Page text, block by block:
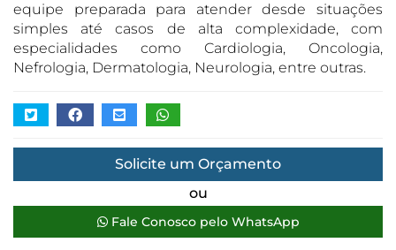
equipe preparada para atender desde situações
simples até casos de alta complexidade, com
especialidades como Cardiologia, Oncologia,
Nefrologia, Dermatologia, Neurologia, entre outras.
Solicite um Orçamento
ou
Fale Conosco pelo WhatsApp